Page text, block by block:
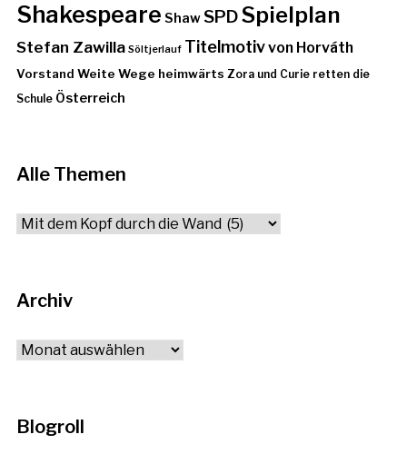
Shakespeare ShawSPDSpielplan
Stefan Zawilla Söltjerlauf Titelmotivvon Horváth
Vorstand Weite Wege heimwärts Zora und Curie retten die
Schule Österreich
Alle Themen
Alle
Archiv
Archiv
Blogroll